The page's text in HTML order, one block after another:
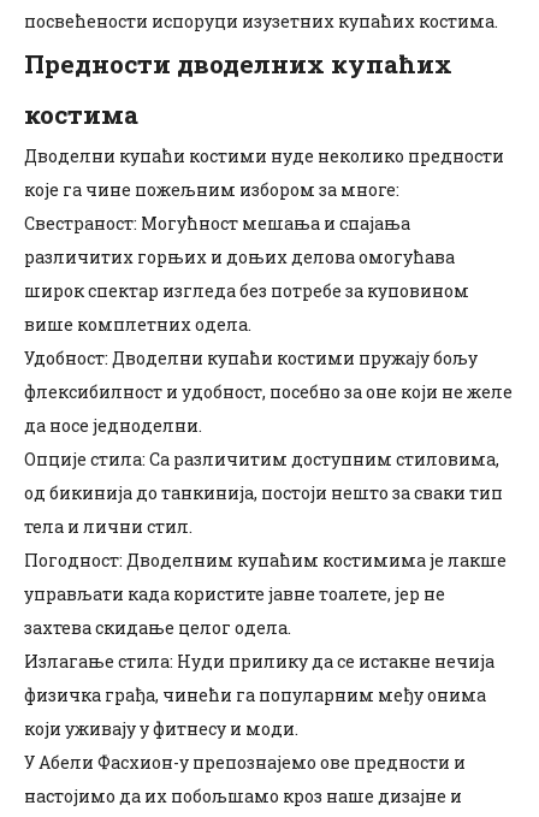
посвећености испоруци изузетних купаћих костима.
Предности дводелних купаћих
костима
Дводелни купаћи костими нуде неколико предности
које га чине пожељним избором за многе:
Свестраност: Могућност мешања и спајања
различитих горњих и доњих делова омогућава
широк спектар изгледа без потребе за куповином
више комплетних одела.
Удобност: Дводелни купаћи костими пружају бољу
флексибилност и удобност, посебно за оне који не желе
да носе једноделни.
Опције стила: Са различитим доступним стиловима,
од бикинија до танкинија, постоји нешто за сваки тип
тела и лични стил.
Погодност: Дводелним купаћим костимима је лакше
управљати када користите јавне тоалете, јер не
захтева скидање целог одела.
Излагање стила: Нуди прилику да се истакне нечија
физичка грађа, чинећи га популарним међу онима
који уживају у фитнесу и моди.
У Абели Фасхион-у препознајемо ове предности и
настојимо да их побољшамо кроз наше дизајне и